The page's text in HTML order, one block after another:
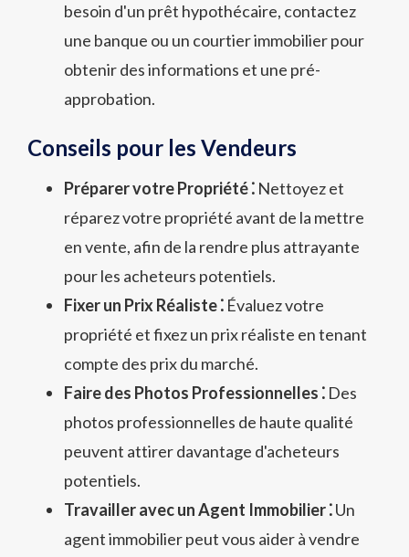
besoin d'un prêt hypothécaire, contactez
une banque ou un courtier immobilier pour
obtenir des informations et une pré-
approbation.
Conseils pour les Vendeurs
Préparer votre Propriété ⁚ Nettoyez et
réparez votre propriété avant de la mettre
en vente, afin de la rendre plus attrayante
pour les acheteurs potentiels.
Fixer un Prix Réaliste ⁚ Évaluez votre
propriété et fixez un prix réaliste en tenant
compte des prix du marché.
Faire des Photos Professionnelles ⁚ Des
photos professionnelles de haute qualité
peuvent attirer davantage d'acheteurs
potentiels.
Travailler avec un Agent Immobilier ⁚Un
agent immobilier peut vous aider à vendre